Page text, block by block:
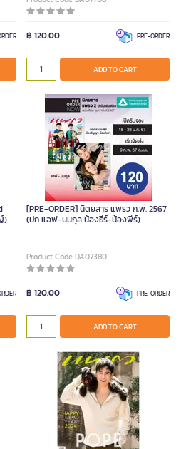
฿ 120.00 PRE-ORDER
ADD TO CART
)
[PRE-ORDER] นิตยสาร แพรว ก.พ. 2567
(ปก แอฟ-นนกุล น้องธีร์-น้องพีร์)
Product Code DA07380
฿ 120.00 PRE-ORDER
ADD TO CART